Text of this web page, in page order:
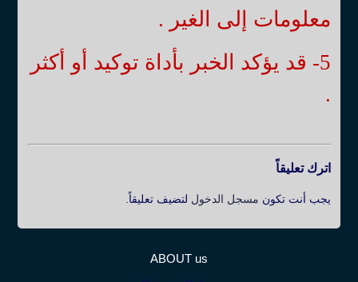
معلومات إلى الغير .
5- قد يؤكد الخبر بأداة توكيد أو أكثر
.
اترك تعليقاً
يجب أنت تكون مسجل الدخول لتضيف تعليقاً.
ABOUT us